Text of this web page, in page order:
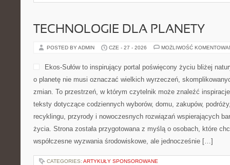
TECHNOLOGIE DLA PLANETY
POSTED BY ADMIN CZE - 27 - 2026 MOŻLIWOŚĆ
Ekos-Sułów to inspirujący portal poświęcony życiu bliżej
o planetę nie musi oznaczać wielkich wyrzeczeń,
zmian. To przestrzeń, w którym czytelnik może znaleźć
teksty dotyczące codziennych wyborów, domu, zakupów,
recyklingu, przyrody i nowoczesnych rozwiązań wspierających
życia. Strona została przygotowana z myślą o osobach, które
współczesne wyzwania środowiskowe, ale jednocześnie […]
CATEGORIES: ARTYKUŁY SPONSOROWANE